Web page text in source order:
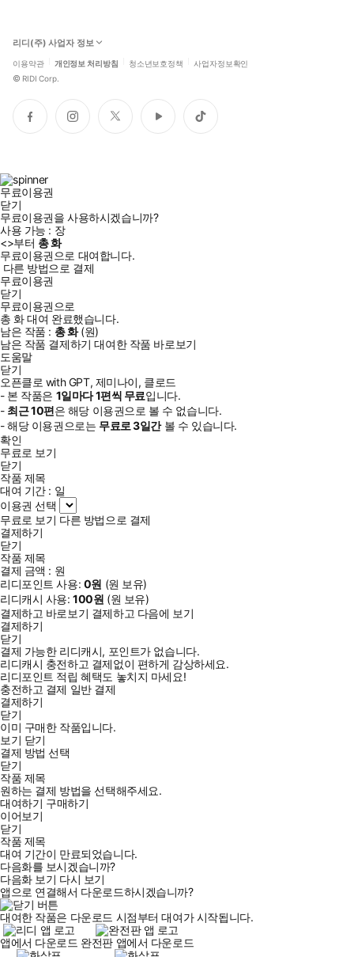
리디(주) 사업자 정보
이용약관 개인정보 처리방침 청소년보호정책 사업자정보확인
© RIDI Corp.
페
이
인
스
트
위
유
튜
틱
톡
무료이용권
닫기
무료이용권을 사용하시겠습니까?
사용 가능 : 장
<>부터 총화
무료이용권으로 대여합니다.
다른 방법으로 결제
무료이용권
닫기
무료이용권으로
총 화대여 완료했습니다.
남은 작품 : 총화(원)
남은 작품 결제하기 대여한 작품 바로보기
도움말
닫기
오픈클로 with GPT, 제미나이, 클로드
- 본 작품은 1일마다1편씩 무료입니다.
- 최근10편은 해당 이용권으로 볼 수 없습니다.
- 해당 이용권으로는 무료로3일간볼 수 있습니다.
확인
무료로 보기
닫기
작품 제목
대여 기간 : 일
이용권 선택
무료로 보기 다른 방법으로 결제
결제하기
닫기
작품 제목
결제 금액 : 원
리디포인트 사용: 0원 (원 보유)
리디캐시 사용:100원 (원 보유)
결제하고 바로보기 결제하고 다음에 보기
결제하기
닫기
결제 가능한 리디캐시, 포인트가 없습니다.
리디캐시 충전하고 결제없이 편하게 감상하세요.
리디포인트 적립 혜택도 놓치지 마세요!
충전하고 결제 일반 결제
결제하기
닫기
이미 구매한 작품입니다.
보기 닫기
결제 방법 선택
닫기
작품 제목
원하는 결제 방법을 선택해주세요.
대여하기 구매하기
이어보기
닫기
작품 제목
대여 기간이 만료되었습니다.
다음화를 보시겠습니까?
다음화 보기 다시 보기
앱으로 연결해서 다운로드하시겠습니까?
대여한 작품은 다운로드 시점부터 대여가 시작됩니다.
앱에서 다운로드 완전판 앱에서 다운로드